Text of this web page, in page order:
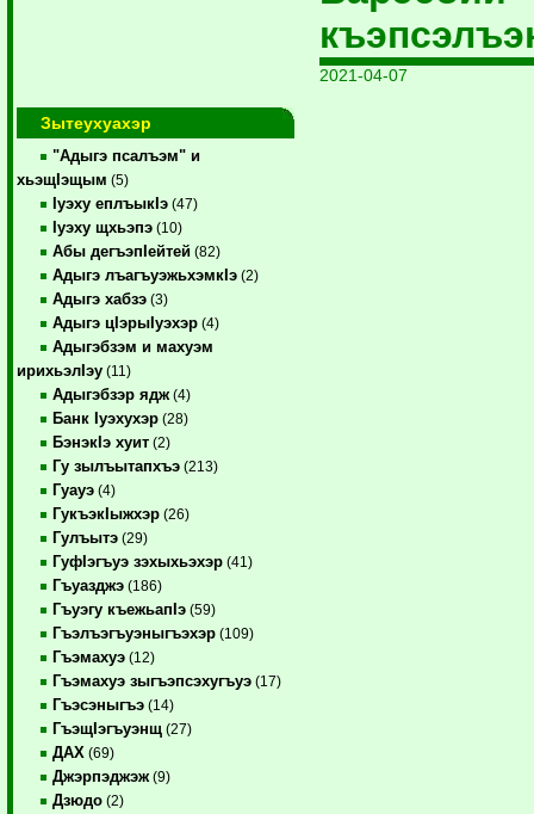
Зытеухуахэр
"Адыгэ псалъэм" и
хьэщIэщым (5)
Iуэху еплъыкIэ (47)
Iуэху щхьэпэ (10)
Абы дегъэпIейтей (82)
Адыгэ лъагъуэжьхэмкIэ (2)
Адыгэ хабзэ (3)
Адыгэ цIэрыIуэхэр (4)
Адыгэбзэм и махуэм
ирихьэлIэу (11)
Адыгэбзэр ядж (4)
Банк Iуэхухэр (28)
БэнэкIэ хуит (2)
Гу зылъытапхъэ (213)
Гуауэ (4)
ГукъэкIыжхэр (26)
Гулъытэ (29)
ГуфIэгъуэ зэхыхьэхэр (41)
Гъуазджэ (186)
Гъуэгу къежьапIэ (59)
Гъэлъэгъуэныгъэхэр (109)
Гъэмахуэ (12)
Гъэмахуэ зыгъэпсэхугъуэ (17)
Гъэсэныгъэ (14)
ГъэщIэгъуэнщ (27)
ДАХ (69)
Джэрпэджэж (9)
Дзюдо (2)
2021-04-07